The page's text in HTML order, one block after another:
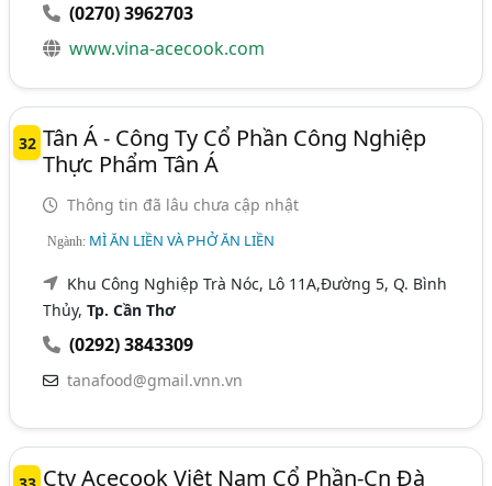
(0270) 3962703
www.vina-acecook.com
32 Tân Á - Công Ty Cổ Phần Công Nghiệp
Thực Phẩm Tân Á
Thông tin đã lâu chưa cập nhật
Ngành: MÌ ĂN LIỀN VÀ PHỞ ĂN LIỀN
Khu Công Nghiệp Trà Nóc, Lô 11A,Đường 5, Q. Bình
Thủy,Tp. Cần Thơ
(0292) 3843309
tanafood@gmail.vnn.vn
Cty Acecook Việt Nam Cổ Phần-Cn Đà